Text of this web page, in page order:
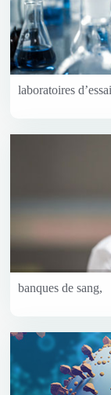
laboratoires
banques de sang,